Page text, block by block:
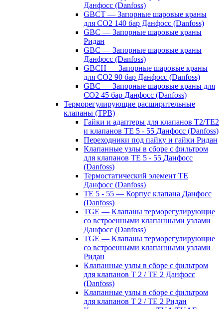
Данфосс (Danfoss)
GBCT — Запорные шаровые краны
для CO2 140 бар Данфосс (Danfoss)
GBC — Запорные шаровые краны
Ридан
GBC — Запорные шаровые краны
Данфосс (Danfoss)
GBCH — Запорные шаровые краны
для CO2 90 бар Данфосс (Danfoss)
GBC — Запорные шаровые краны для
CO2 45 бар Данфосс (Danfoss)
Терморегулирующие расширительные
клапаны (ТРВ)
Гайки и адаптеры для клапанов T2/TE2
и клапанов TE 5 - 55 Данфосс (Danfoss)
Переходники под пайку и гайки Ридан
Клапанные узлы в сборе с фильтром
для клапанов TE 5 - 55 Данфосс
(Danfoss)
Термостатический элемент TE
Данфосс (Danfoss)
TE 5 - 55 — Корпус клапана Данфосс
(Danfoss)
TGE — Клапаны терморегулирующие
со встроенными клапанными узлами
Данфосс (Danfoss)
TGE — Клапаны терморегулирующие
со встроенными клапанными узлами
Ридан
Клапанные узлы в сборе с фильтром
для клапанов T 2 / TE 2 Данфосс
(Danfoss)
Клапанные узлы в сборе с фильтром
для клапанов T 2 / TE 2 Ридан